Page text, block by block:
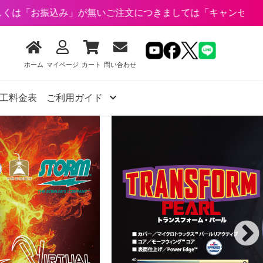
ご注文につきましては「キャンセル」とさせていただく
ホーム マイページ カート 問い合わせ
料金表 ご利用ガイド